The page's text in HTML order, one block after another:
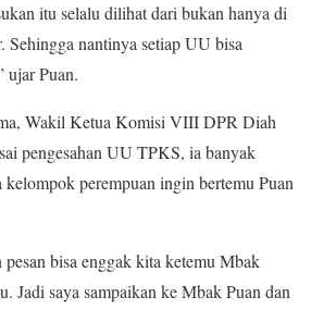
itu selalu dilihat dari bukan hanya di
Sehingga nantinya setiap UU bisa
ujar Puan.
Wakil Ketua Komisi VIII DPR Diah
pengesahan UU TPKS, ia banyak
kelompok perempuan ingin bertemu Puan
bisa enggak kita ketemu Mbak
Jadi saya sampaikan ke Mbak Puan dan